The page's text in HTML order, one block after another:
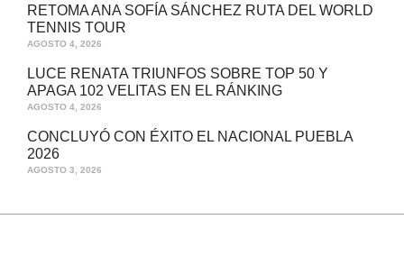
RETOMA ANA SOFÍA SÁNCHEZ RUTA DEL WORLD
TENNIS TOUR
AGOSTO 4, 2026
LUCE RENATA TRIUNFOS SOBRE TOP 50 Y
APAGA 102 VELITAS EN EL RÁNKING
AGOSTO 4, 2026
CONCLUYÓ CON ÉXITO EL NACIONAL PUEBLA
2026
AGOSTO 3, 2026